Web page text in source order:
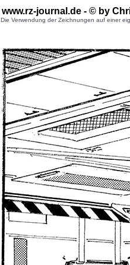
www.rz-journal.de - © by
Die Verwendung der Zeichnungen auf einer